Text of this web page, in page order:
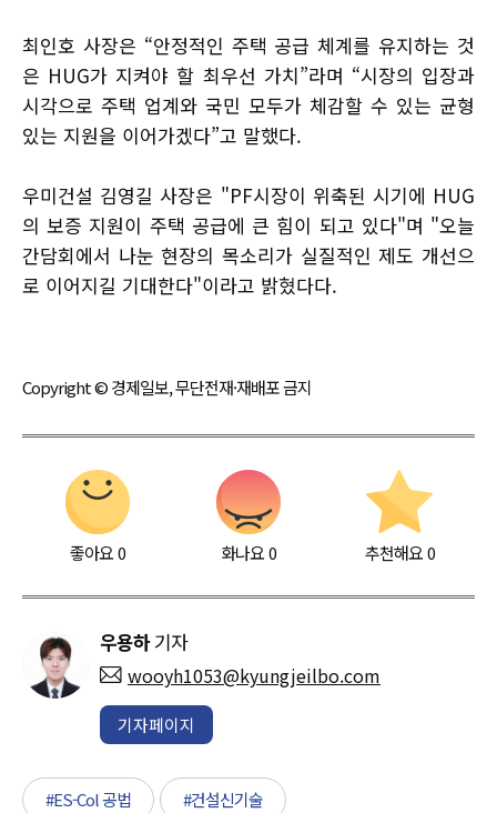
최인호 사장은 “안정적인 주택 공급 체계를 유지하는 것
은 HUG가 지켜야 할 최우선 가치”라며 “시장의 입장과
시각으로 주택 업계와 국민 모두가 체감할 수 있는 균형
있는 지원을 이어가겠다”고 말했다.
우미건설 김영길 사장은 "PF시장이 위축된 시기에 HUG
의 보증 지원이 주택 공급에 큰 힘이 되고 있다"며 "오늘
간담회에서 나눈 현장의 목소리가 실질적인 제도 개선으
로 이어지길 기대한다"이라고 밝혔다다.
Copyright © 경제일보, 무단전재·재배포 금지
좋아요0 화나요0 추천해요 0
우용하기자
wooyh1053@kyungjeilbo.com
기자페이지
#ES-Col 공법 #건설신기술